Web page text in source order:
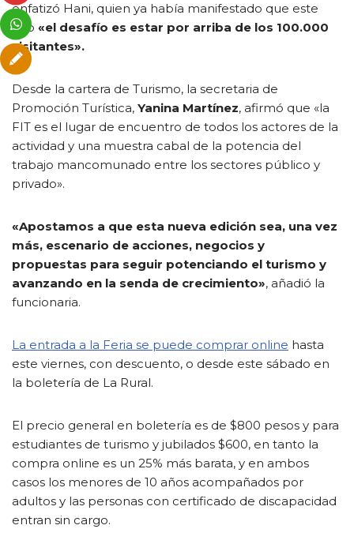
enfatizó Hani, quien ya había manifestado que este
año «el desafío es estar por arriba de los 100.000
visitantes».
Desde la cartera de Turismo, la secretaria de
Promoción Turística, Yanina Martínez, afirmó que «la
FIT es el lugar de encuentro de todos los actores de la
actividad y una muestra cabal de la potencia del
trabajo mancomunado entre los sectores público y
privado».
«Apostamos a que esta nueva edición sea, una vez
más, escenario de acciones, negocios y
propuestas para seguir potenciando el turismo y
avanzando en la senda de crecimiento», añadió la
funcionaria.
La entrada a la Feria se puede comprar online hasta
este viernes, con descuento, o desde este sábado en
la boletería de La Rural.
El precio general en boletería es de $800 pesos y para
estudiantes de turismo y jubilados $600, en tanto la
compra online es un 25% más barata, y en ambos
casos los menores de 10 años acompañados por
adultos y las personas con certificado de discapacidad
entran sin cargo.